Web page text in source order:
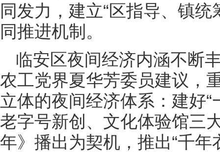
同发力，建立“区指导、镇
同推进机制。
临安区夜间经济内涵不断
农工党界夏华芳委员建议，
立体的夜间经济体系：建好
老字号新创、文化体验馆三
年》播出为契机，推出“千